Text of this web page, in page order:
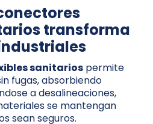
transforma
sanitarios permite
fugas, absorbiendo
a desalineaciones,
se mantengan
sean seguros.